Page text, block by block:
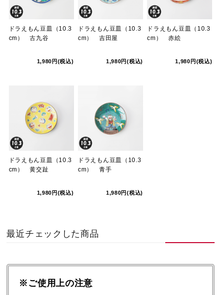
ドラえもん豆皿（10.3
cm） 古九谷
1,980円(税込)
ドラえもん豆皿（10.3
cm） 吉田屋
1,980円(税込)
ドラえもん豆皿（10.3
cm） 赤絵
1,980円(税込)
ドラえもん豆皿（10.3
cm） 黄交趾
1,980円(税込)
ドラえもん豆皿（10.3
cm） 青手
1,980円(税込)
最近チェックした商品
※ご使用上の注意